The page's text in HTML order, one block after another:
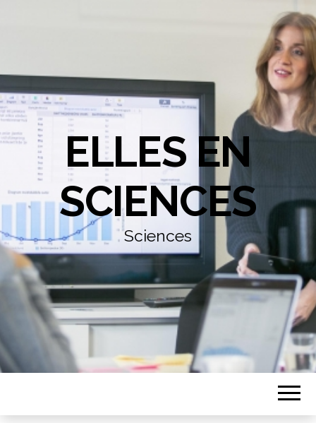
ELLES EN
SCIENCES
Sciences